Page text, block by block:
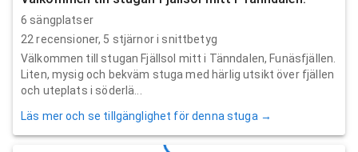
6 sängplatser
22 recensioner, 5 stjärnor i snittbetyg
Välkommen till stugan Fjällsol mitt i Tänndalen, Funäsfjällen.
Liten, mysig och bekväm stuga med härlig utsikt över fjällen
och uteplats i söderlä...
Läs mer och se tillgänglighet för denna stuga →